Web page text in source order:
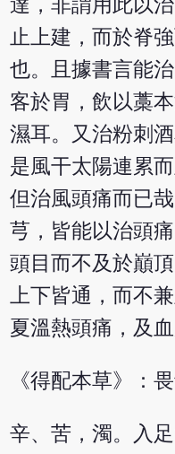
達，非謂用此以
止上建，而於脊
也。且據書言能
客於胃，飲以藁
濕耳。又治粉刺
是風干太陽連累
但治風頭痛而已
芎，皆能以治頭
頭目而不及於巔
上下皆通，而不
夏溫熱頭痛，及
《得配本草》：
辛、苦，濁。入